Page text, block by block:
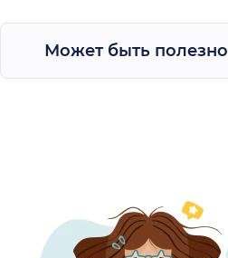
Может быть полезно